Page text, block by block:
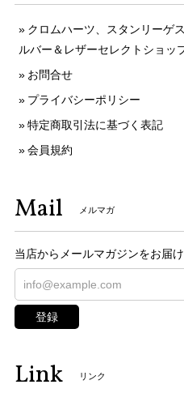
クロムハーツ、スタンリーゲ
ルバー＆レザーセレクトショッ
お問合せ
プライバシーポリシー
特定商取引法に基づく表記
会員規約
Mail メルマガ
当店からメールマガジンをお届け
登録
Link リンク